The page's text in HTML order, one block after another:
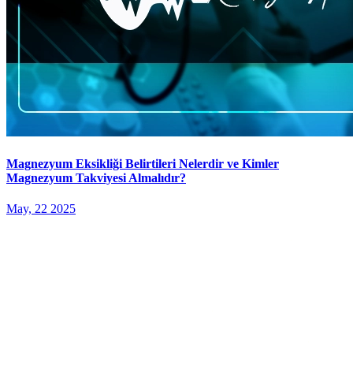
Magnezyum Eksikliği Belirtileri Nelerdir ve Kimler
Magnezyum Takviyesi Almalıdır?
May, 22 2025